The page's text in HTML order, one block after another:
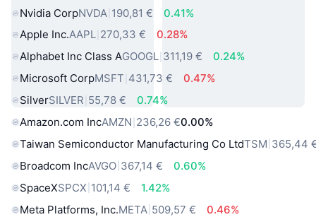
Nvidia CorpNVDA 190,81 €
0.41%
Apple Inc.AAPL 270,33 €
0.28%
Alphabet Inc Class AGOOGL 311,19 €
0.24%
Microsoft CorpMSFT 431,73 €
0.47%
SilverSILVER 55,78 €
0.74%
Amazon.com IncAMZN 236,26 €0.00%
Taiwan Semiconductor Manufacturing Co LtdTSM 365,44
Broadcom IncAVGO 367,14 €
0.60%
SpaceXSPCX 101,14 €
1.42%
Meta Platforms, Inc.META 509,57 €
0.46%